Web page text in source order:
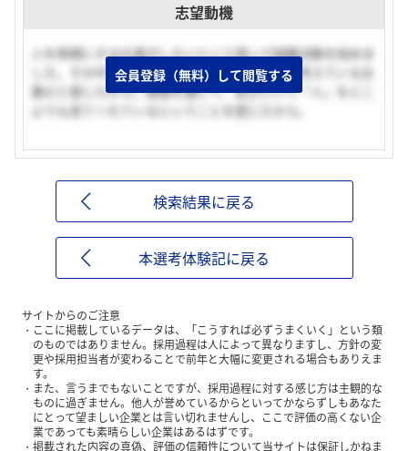
志望動機
人を笑顔にする仕事がしたいという思いで就職活動を始めま
した。その中で「人」のことをどの企業よりも考えている企
業だと感じたから。面接を通じて、自分という「人」をどこ
よりも見てくれているということを感じたから。
会員登録（無料）して閲覧する
検索結果に戻る
本選考体験記に戻る
サイトからのご注意
ここに掲載しているデータは、「こうすれば必ずうまくいく」という類
のものではありません。採用過程は人によって異なりますし、方針の変
更や採用担当者が変わることで前年と大幅に変更される場合もありえま
す。
また、言うまでもないことですが、採用過程に対する感じ方は主観的な
ものに過ぎません。他人が誉めているからといってかならずしもあなた
にとって望ましい企業とは言い切れませんし、ここで評価の高くない企
業であっても素晴らしい企業はあるはずです。
掲載された内容の真偽、評価の信頼性について当サイトは保証しかねま